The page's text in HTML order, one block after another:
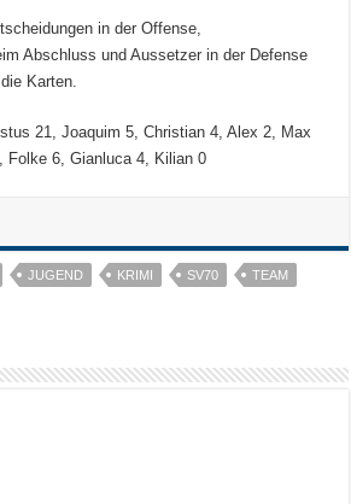
in der Offense,
Abschluss und Aussetzer in der Defense
Karten.
21, Joaquim 5, Christian 4, Alex 2, Max
Folke 6, Gianluca 4, Kilian 0
JUGEND KRIMI SV70
TEAM